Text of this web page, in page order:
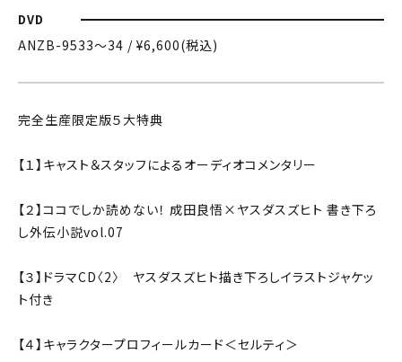
DVD
ANZB-9533〜34 / ¥6,600(税込)
完全生産限定版５大特典
【１】キャスト＆スタッフによるオーディオコメンタリー
【２】ココでしか読めない！ 成田良悟×ヤスダスズヒト 書き下ろ
し外伝小説vol.07
【３】ドラマCD〈2〉 ヤスダスズヒト描き下ろしイラストジャケッ
ト付き
【４】キャラクタープロフィールカード＜セルティ＞